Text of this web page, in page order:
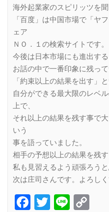
海外起業家のスピリッツを聞
「百度」は中国市場で「ヤ
ェア
ＮＯ．１の検索サイトです。
今後は日本市場にも進出する
お話の中で一番印象に残っ
「約束以上の結果を出す」
自分ができる最大限のレベ
上で、
それ以上の結果を残す事で
いう
事を語っていました。
相手の予想以上の結果を残
私も見習えるよう頑張ろうと
次は庄司さんです。よろし
Facebook
Twitter
Line